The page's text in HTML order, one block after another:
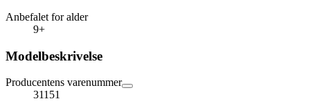
Anbefalet for alder
9+
Modelbeskrivelse
Producentens varenummer
31151